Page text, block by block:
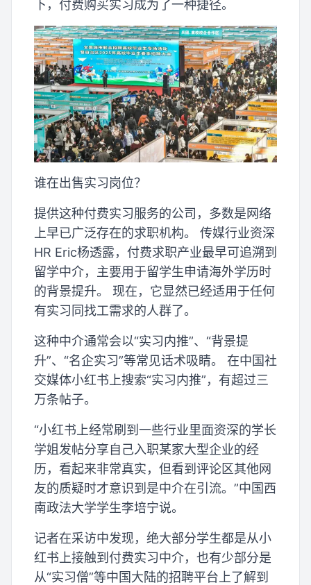
下，付费购买实习成为了一种捷径。
谁在出售实习岗位？
提供这种付费实习服务的公司，多数是网络
上早已广泛存在的求职机构。 传媒行业资深
HR Eric杨透露，付费求职产业最早可追溯到
留学中介，主要用于留学生申请海外学历时
的背景提升。 现在，它显然已经适用于任何
有实习同找工需求的人群了。
这种中介通常会以“实习内推”、“背景提
升”、“名企实习”等常见话术吸睛。 在中国社
交媒体小红书上搜索“实习内推”，有超过三
万条帖子。
“小红书上经常刷到一些行业里面资深的学长
学姐发帖分享自己入职某家大型企业的经
历，看起来非常真实，但看到评论区其他网
友的质疑时才意识到是中介在引流。”中国西
南政法大学学生李培宁说。
记者在采访中发现，绝大部分学生都是从小
红书上接触到付费实习中介，也有少部分是
从“实习僧”等中国大陆的招聘平台上了解到